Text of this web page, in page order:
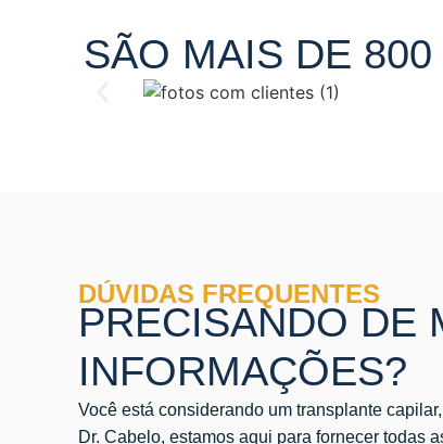
SÃO MAIS DE
DÚVIDAS FREQUENTES
PRECISANDO DE
INFORMAÇÕES?
Você está considerando um transplante
Dr. Cabelo, estamos aqui para fornecer todas